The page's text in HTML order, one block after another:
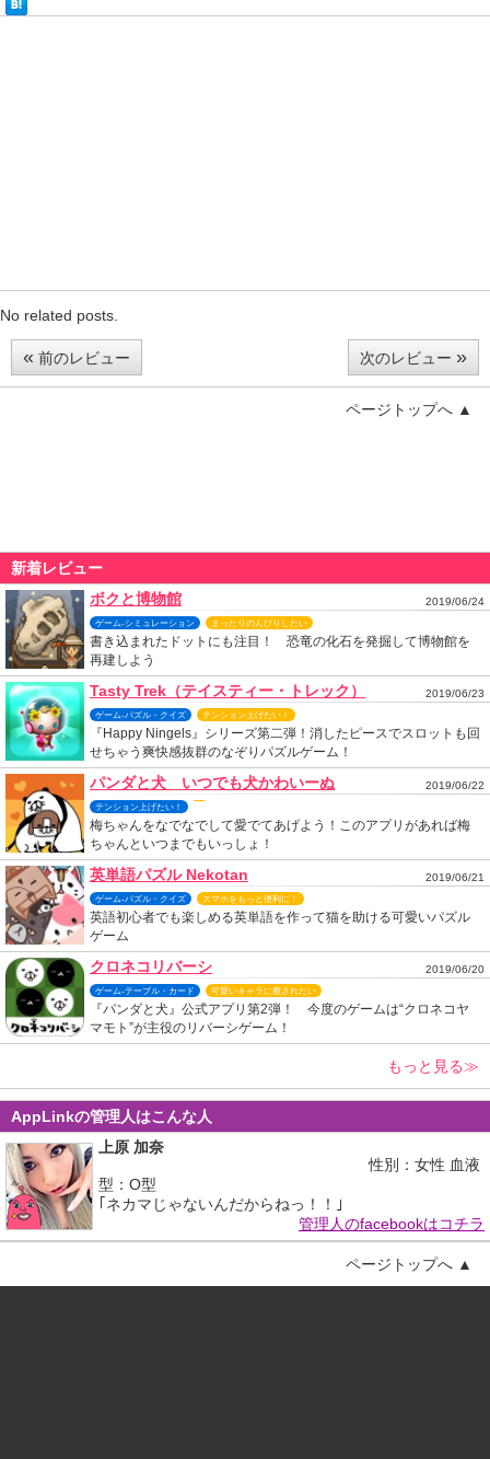
No related posts.
« 前のレビュー 次のレビュー »
ページトップへ ▲
新着レビュー
ボクと博物館
2019/06/24
ゲーム-シミュレーション まったりのんびりしたい
書き込まれたドットにも注目！ 恐竜の化石を発掘して博物館を
再建しよう
Tasty Trek（テイスティー・トレック） 2019/06/23
ゲーム-パズル・クイズ テンション上げたい！
『Happy Ningels』シリーズ第二弾！消したピースでスロットも回
せちゃう爽快感抜群のなぞりパズルゲーム！
パンダと犬 いつでも犬かわいーぬ 2019/06/22
テンション上げたい！
梅ちゃんをなでなでして愛でてあげよう！このアプリがあれば梅
ちゃんといつまでもいっしょ！
英単語パズル Nekotan 2019/06/21
ゲーム-パズル・クイズ スマホをもっと便利に！
英語初心者でも楽しめる英単語を作って猫を助ける可愛いパズル
ゲーム
クロネコリバーシ 2019/06/20
ゲーム-テーブル・カード 可愛いキャラに癒されたい
『パンダと犬』公式アプリ第2弾！ 今度のゲームは“クロネコヤ
マモト”が主役のリバーシゲーム！
もっと見る≫
AppLinkの管理人はこんな人
上原 加奈
性別：女性 血液
型：O型
｢ネカマじゃないんだからねっ！！｣
管理人のfacebookはコチラ
ページトップへ ▲